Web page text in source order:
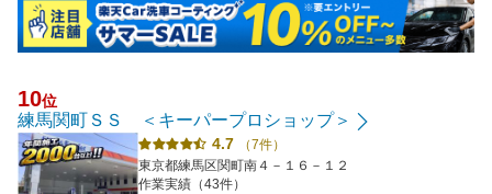
10位
練馬関町ＳＳ ＜キーパープロショップ＞
4.7
（7件）
東京都練馬区関町南４－１６－１２
作業実績（43件）